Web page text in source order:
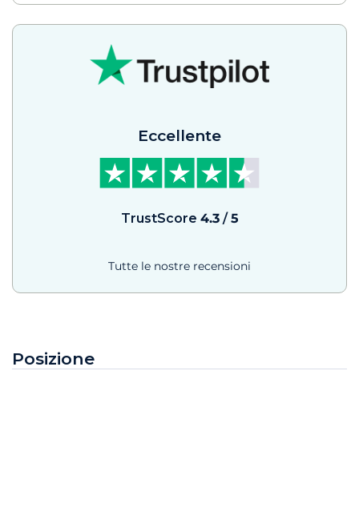
Eccellente
TrustScore 4.3/5
Tutte le nostre recensioni
Posizione